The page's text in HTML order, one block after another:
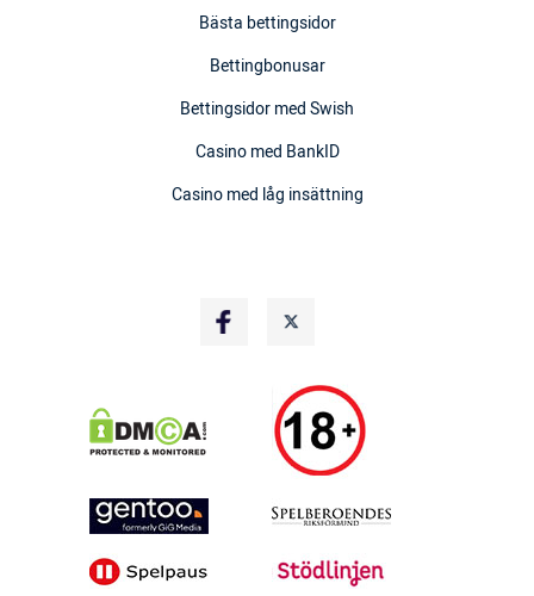
Bästa bettingsidor
Bettingbonusar
Bettingsidor med Swish
Casino med BankID
Casino med låg insättning